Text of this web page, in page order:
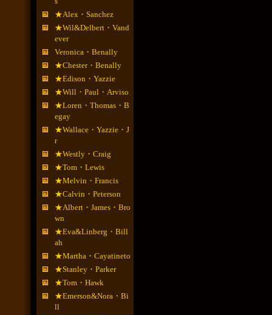
★Alex・Sanchez
★Wil&Delbert・Vand
ever
Veronica・Benally
★Chester・Benally
★Edison・Yazzie
★Will・Paul・Arviso
★Loren・Thomas・B
egay
★Wallace・Yazzie・J
r
★Westly・Craig
★Tom・Lewis
★Melvin・Francis
★Calvin・Peterson
★Albert・James・Bro
wn
★Eva&Linberg・Bill
ah
★Martha・Cayatineto
★Stanley・Parker
★Tom・Hawk
★Emerson&Nora・Bi
ll